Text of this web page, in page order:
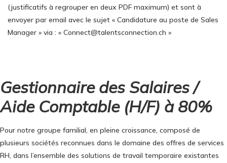
(justificatifs à regrouper en deux PDF maximum) et sont à
envoyer par email avec le sujet « Candidature au poste de Sales
Manager » via : « Connect@talentsconnection.ch »
Gestionnaire des Salaires /
Aide Comptable (H/F) à 80%
Pour notre groupe familial, en pleine croissance, composé de
plusieurs sociétés reconnues dans le domaine des offres de services
RH, dans l’ensemble des solutions de travail temporaire existantes